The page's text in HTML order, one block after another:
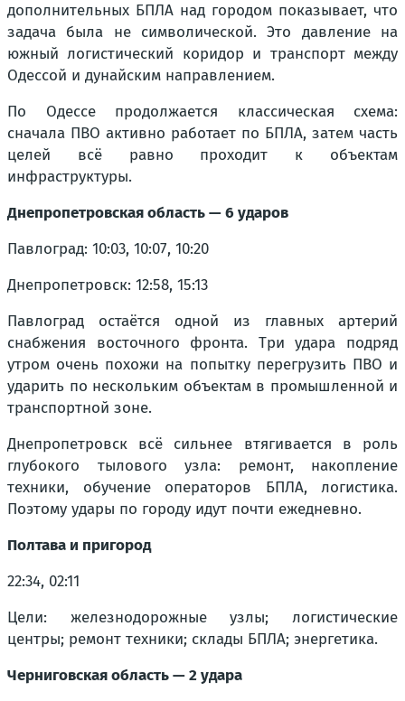
дополнительных БПЛА над городом показывает, что
задача была не символической. Это давление на
южный логистический коридор и транспорт между
Одессой и дунайским направлением.
По Одессе продолжается классическая схема:
сначала ПВО активно работает по БПЛА, затем часть
целей всё равно проходит к объектам
инфраструктуры.
Днепропетровская область — 6 ударов
Павлоград: 10:03, 10:07, 10:20
Днепропетровск: 12:58, 15:13
Павлоград остаётся одной из главных артерий
снабжения восточного фронта. Три удара подряд
утром очень похожи на попытку перегрузить ПВО и
ударить по нескольким объектам в промышленной и
транспортной зоне.
Днепропетровск всё сильнее втягивается в роль
глубокого тылового узла: ремонт, накопление
техники, обучение операторов БПЛА, логистика.
Поэтому удары по городу идут почти ежедневно.
Полтава и пригород
22:34, 02:11
Цели: железнодорожные узлы; логистические
центры; ремонт техники; склады БПЛА; энергетика.
Черниговская область — 2 удара